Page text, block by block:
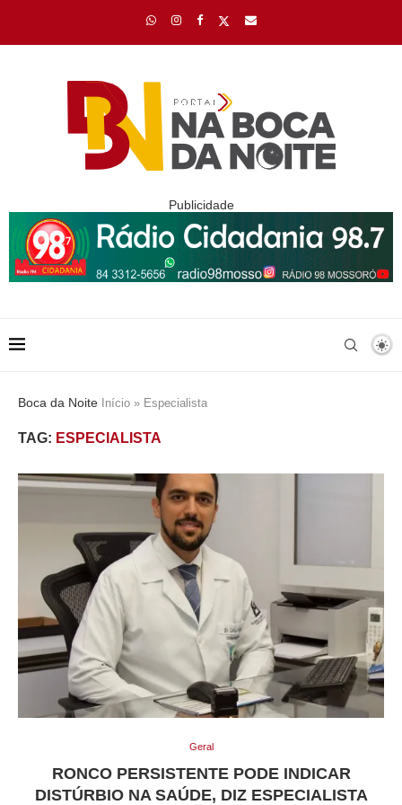
Publicidade
Boca da Noite Início » Especialista
TAG: ESPECIALISTA
Geral
RONCO PERSISTENTE PODE INDICAR
DISTÚRBIO NA SAÚDE, DIZ ESPECIALISTA